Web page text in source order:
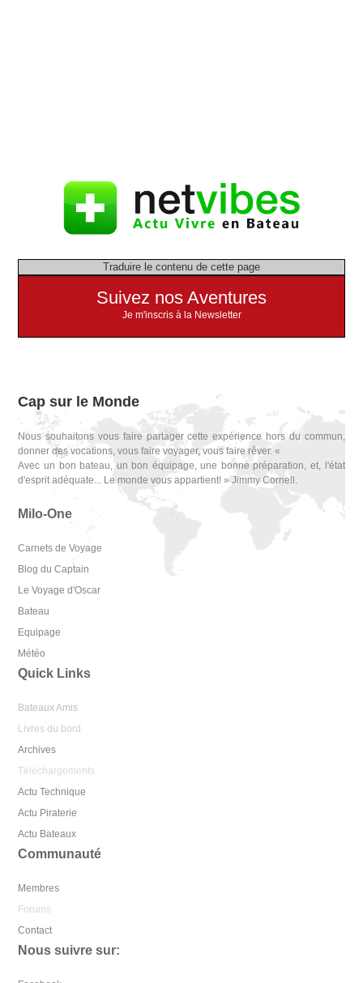
Traduire le contenu de cette page
Suivez nos Aventures
Je m'inscris à la Newsletter
Cap sur le Monde
Nous souhaitons vous faire partager cette expérience hors du commun,
donner des vocations, vous faire voyager, vous faire rêver. «
Avec un bon bateau, un bon équipage, une bonne préparation, et, l'état
d'esprit adéquate... Le monde vous appartient! » Jimmy Cornell.
Milo-One
Carnets de Voyage
Blog du Captain
Le Voyage d'Oscar
Bateau
Equipage
Météo
Quick Links
Bateaux Amis
Livres du bord
Archives
Téléchargements
Actu Technique
Actu Piraterie
Actu Bateaux
Communauté
Membres
Forums
Contact
Nous suivre sur: